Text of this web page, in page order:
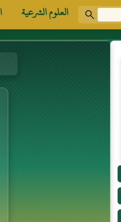
العلوم الشرعية